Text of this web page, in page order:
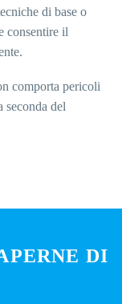
di base o
consentire il
comporta pericoli
seconda del
DI